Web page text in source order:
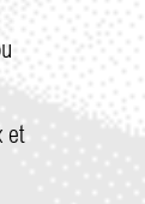
et